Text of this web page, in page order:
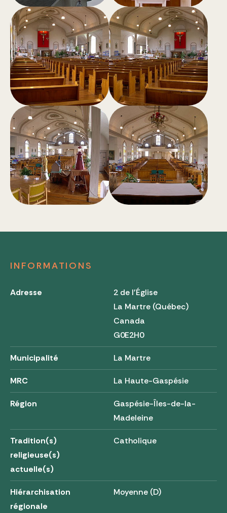
INFORMATIONS
Adresse
2 de l'Église
La Martre (Québec)
Canada
G0E2H0
Municipalité La Martre
MRC La Haute-Gaspésie
Région
Gaspésie-Îles-de-la-
Madeleine
Tradition(s)
religieuse(s)
actuelle(s)
Catholique
Hiérarchisation
régionale
Moyenne (D)